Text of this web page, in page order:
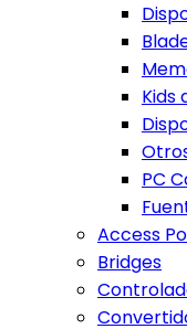
Kids
PC
Access
Bridges